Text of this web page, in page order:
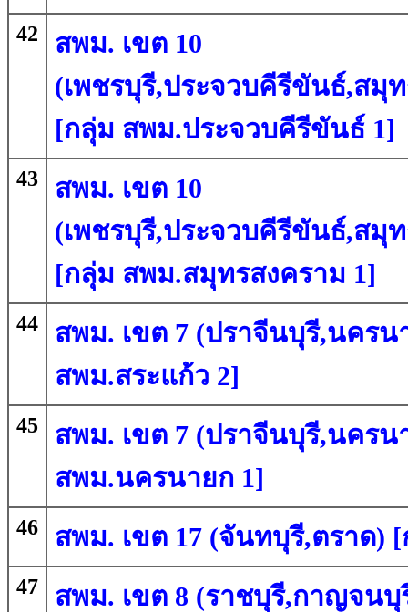
42
สพม. เขต 10
(เพชรบุรี,ประจวบคีรีขันธ์,สมุ
[กลุ่ม สพม.ประจวบคีรีขันธ์ 1]
43
สพม. เขต 10
(เพชรบุรี,ประจวบคีรีขันธ์,สมุ
[กลุ่ม สพม.สมุทรสงคราม 1]
44
สพม. เขต 7 (ปราจีนบุรี,นครน
สพม.สระแก้ว 2]
45
สพม. เขต 7 (ปราจีนบุรี,นครน
สพม.นครนายก 1]
46 สพม. เขต 17 (จันทบุรี,ตราด)
47
สพม. เขต 8 (ราชบุรี,กาญจนบุ